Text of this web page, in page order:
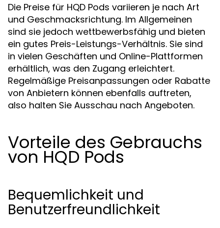
Die Preise für HQD Pods variieren je nach Art
und Geschmacksrichtung. Im Allgemeinen
sind sie jedoch wettbewerbsfähig und bieten
ein gutes Preis-Leistungs-Verhältnis. Sie sind
in vielen Geschäften und Online-Plattformen
erhältlich, was den Zugang erleichtert.
Regelmäßige Preisanpassungen oder Rabatte
von Anbietern können ebenfalls auftreten,
also halten Sie Ausschau nach Angeboten.
Vorteile des Gebrauchs
von HQD Pods
Bequemlichkeit und
Benutzerfreundlichkeit